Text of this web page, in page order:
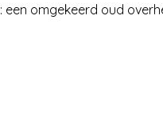
: een omgekeerd oud